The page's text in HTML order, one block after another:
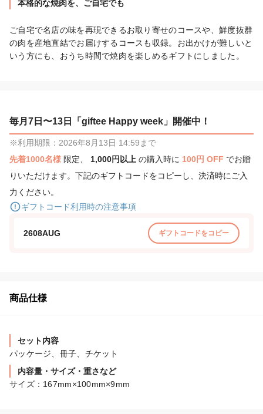
本格的な焼肉を、ご自宅でも
ご自宅で名店の味を再現できるお取り寄せのコースや、鮮度抜群
の肉を産地直結でお届けするコースも収録。お出かけが難しいと
いう方にも、おうち時間で焼肉を楽しめるギフトにしました。
毎月7日〜13日「giftee Happy week」開催中！
※利用期限：2026年8月13日 14:59まで
先着1000名様 限定、 1,000円以上 の購入時に 100円 OFF でお贈
りいただけます。下記のギフトコードをコピーし、決済時にご入
力ください。
ギフトコード利用時の注意事項
2608AUG ギフトコードをコピー
商品仕様
セット内容
パッケージ、冊子、チケット
内容量・サイズ・重さなど
サイズ：167mm×100mm×9mm